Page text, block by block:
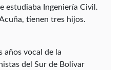
estudiaba Ingeniería Civil.
tienen tres hijos.
años vocal de la
del Sur de Bolívar